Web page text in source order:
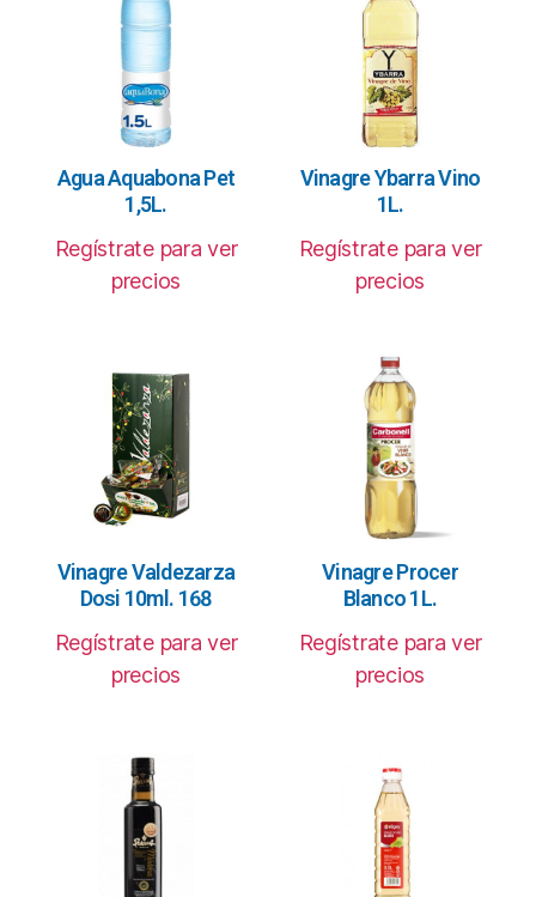
Agua Aquabona Pet
1,5L.
Regístrate para ver
precios
Vinagre Ybarra Vino
1L.
Regístrate para ver
precios
Vinagre Valdezarza
Dosi 10ml. 168
Regístrate para ver
precios
Vinagre Procer
Blanco 1L.
Regístrate para ver
precios